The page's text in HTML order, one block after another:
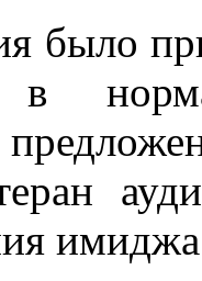
было
имиджа